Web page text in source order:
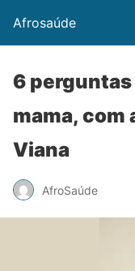
Afrosaúde
6
mama, com
Viana
AfroSaúde